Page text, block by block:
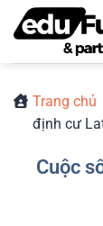
qua
Trang chủ
định cư
Cuộc